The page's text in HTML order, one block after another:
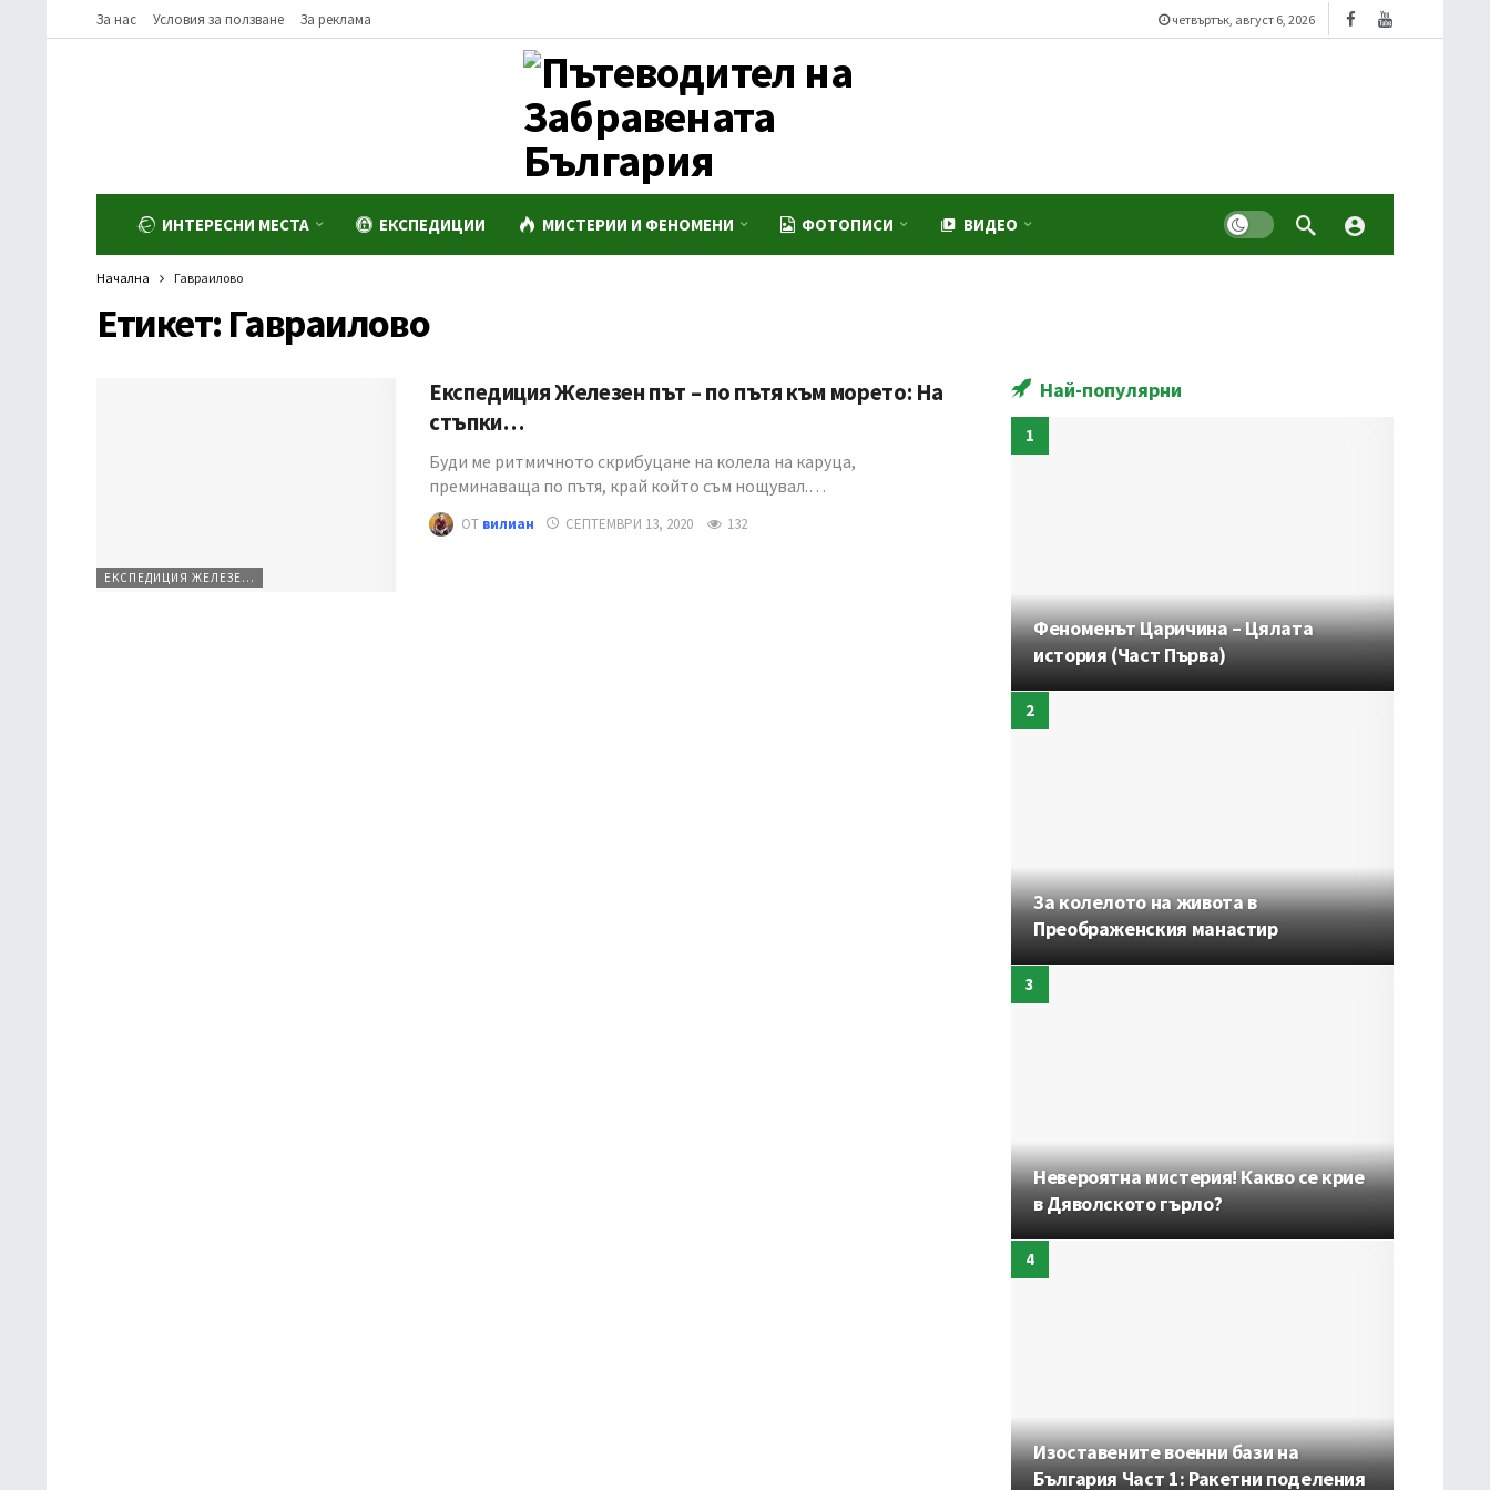
За нас Условия за ползване За реклама четвъртък, август 6, 2026
ИНТЕРЕСНИ МЕСТА ЕКСПЕДИЦИИ МИСТЕРИИ И ФЕНОМЕНИ ФОТОПИСИ ВИДЕО Dark mode
Начална Гавраилово
Етикет: Гавраилово
ЕКСПЕДИЦИЯ ЖЕЛЕЗЕН ПЪТ
Експедиция Железен път – по пътя към морето: На
стъпки…
Буди ме ритмичното скрибуцане на колела на каруца,
преминаваща по пътя, край който съм нощувал.…
ОТ вилиан СЕПТЕМВРИ 13, 2020 132
Най-популярни
Феноменът Царичина – Цялата
история (Част Първа)
За колелото на живота в
Преображенския манастир
Невероятна мистерия! Какво се крие
в Дяволското гърло?
Изоставените военни бази на
България Част 1: Ракетни поделения